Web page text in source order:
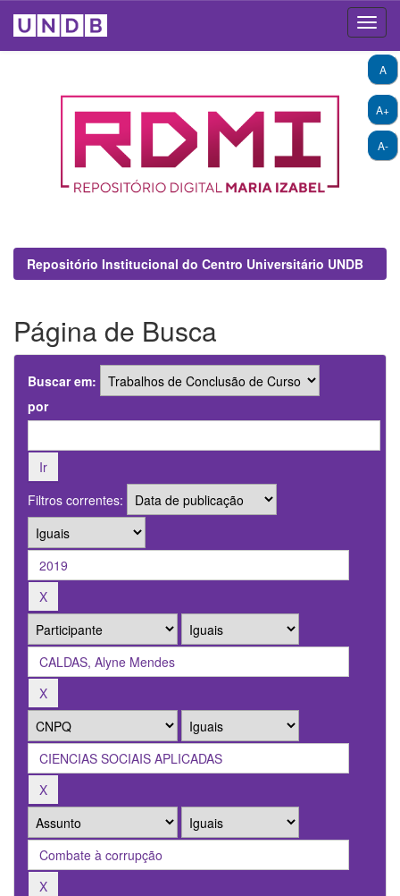
A+
A-
A
Repositório Institucional do Centro Universitário UNDB
Página de Busca
Buscar em:
por
Filtros correntes: